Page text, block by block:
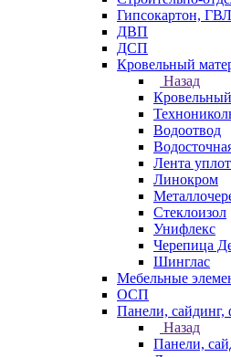
Гипсокартон, ГВЛ
ДВП
ДСП
Кровельный
Назад
Водоотвод
Лента
Линокром
Стеклоизол
Унифлекс
Черепица
Шинглас
Мебельные
ОСП
Панели, сайдинг,
Назад
Панели,